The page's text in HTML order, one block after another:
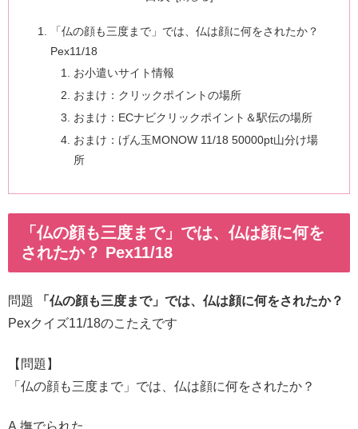
「仏の顔も三度まで」では、仏は顔に何をされたか？
Pex11/18
お小遣いサイト情報
おまけ：クリックポイントの場所
おまけ：ECナビクリックポイント＆駅伝の場所
おまけ：げん玉MONOW 11/18 50000pt山分け場
所
「仏の顔も三度まで」では、仏は顔に何を
されたか？ Pex11/18
問題
「仏の顔も三度まで」では、仏は顔に何をされたか？
Pexクイズ11/18のこたえです
【問題】
「仏の顔も三度まで」では、仏は顔に何をされたか？
A.撫でられた